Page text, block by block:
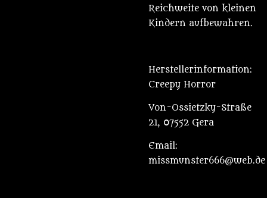
Reichweite von kleinen
Kindern aufbewahren.
Herstellerinformation:
Creepy Horror
Von-Ossietzky-Straße
21, 07552 Gera
Email:
missmunster666@web.de